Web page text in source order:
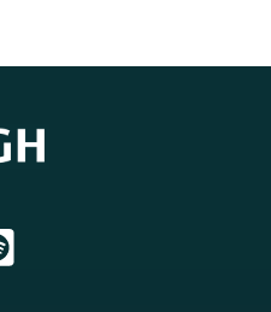
sghsgh sgh
youtube sgh
flickr sgh
do serwisu instagram sgh
do serwisu spotify sgh